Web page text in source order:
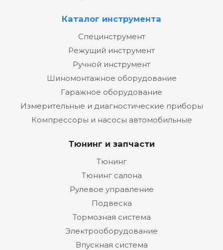
Каталог инструмента
Специнструмент
Режущий инструмент
Ручной инструмент
Шиномонтажное оборудование
Гаражное оборудование
Измерительные и диагностические приборы
Компрессоры и насосы автомобильные
Тюнинг и запчасти
Тюнинг
Тюнинг салона
Рулевое управление
Подвеска
Тормозная система
Электрооборудование
Впускная система